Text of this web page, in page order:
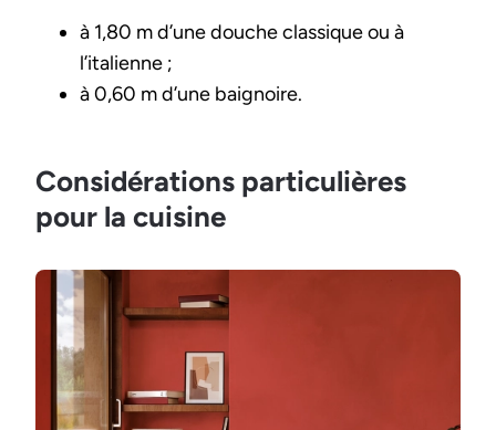
à 1,80 m d’une douche classique ou à
l’italienne ;
à 0,60 m d’une baignoire.
Considérations particulières
pour la cuisine